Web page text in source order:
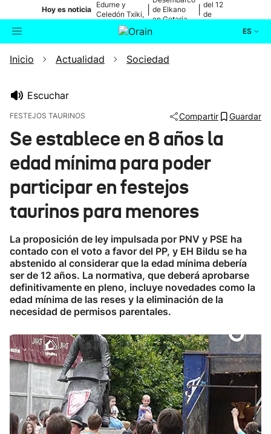
Hoy es noticia
Edurne y
Celedón Txiki,
en directo
de Elkano
en Getaria
del 12
de
ES
Buscador Actualidad
Ikusmiran
Eguraldia
Inicio Actualidad Sociedad
Escuchar
FESTEJOS TAURINOS Compartir Guardar
Se establece en 8 años la
edad mínima para poder
participar en festejos
taurinos para menores
La proposición de ley impulsada por PNV y PSE ha
contado con el voto a favor del PP, y EH Bildu se ha
abstenido al considerar que la edad mínima debería
ser de 12 años. La normativa, que deberá aprobarse
definitivamente en pleno, incluye novedades como la
edad mínima de las reses y la eliminación de la
necesidad de permisos parentales.